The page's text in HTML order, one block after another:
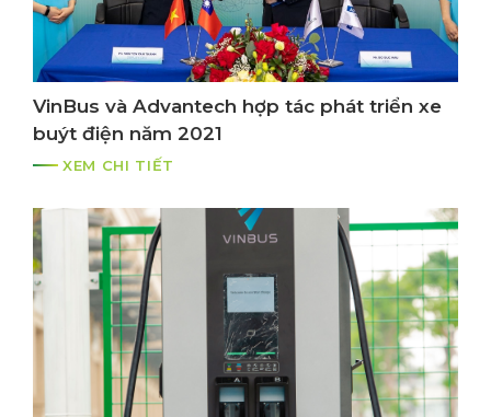
VinBus và Advantech hợp tác phát triển xe
buýt điện năm 2021
XEM CHI TIẾT